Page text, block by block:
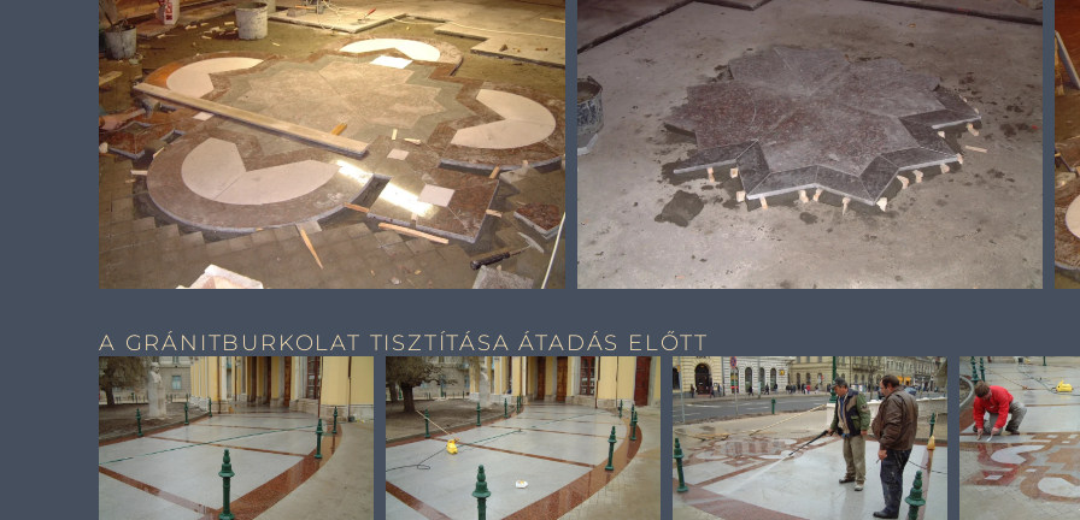
A GRÁNITBURKOLAT TISZTÍTÁSA ÁTADÁS ELŐTT